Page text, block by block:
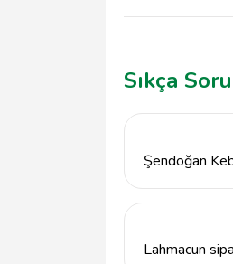
Sıkça
Şendoğan
Lahmacun